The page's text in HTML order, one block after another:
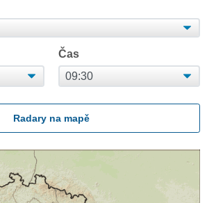
Čas
Radary na mapě